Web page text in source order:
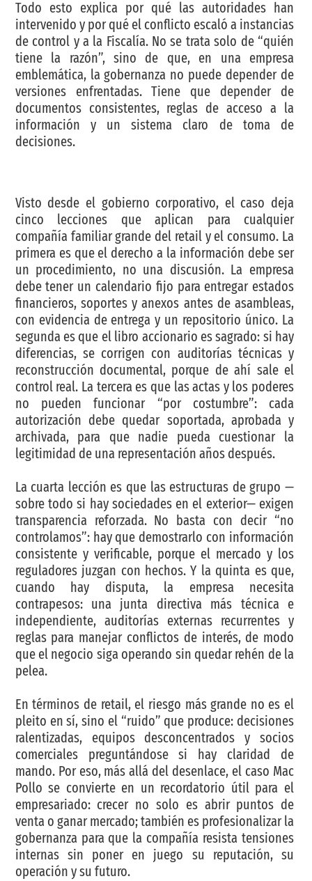
Todo esto explica por qué las autoridades han
intervenido y por qué el conflicto escaló a instancias
de control y a la Fiscalía. No se trata solo de “quién
tiene la razón”, sino de que, en una empresa
emblemática, la gobernanza no puede depender de
versiones enfrentadas. Tiene que depender de
documentos consistentes, reglas de acceso a la
información y un sistema claro de toma de
decisiones.
Visto desde el gobierno corporativo, el caso deja
cinco lecciones que aplican para cualquier
compañía familiar grande del retail y el consumo. La
primera es que el derecho a la información debe ser
un procedimiento, no una discusión. La empresa
debe tener un calendario fijo para entregar estados
financieros, soportes y anexos antes de asambleas,
con evidencia de entrega y un repositorio único. La
segunda es que el libro accionario es sagrado: si hay
diferencias, se corrigen con auditorías técnicas y
reconstrucción documental, porque de ahí sale el
control real. La tercera es que las actas y los poderes
no pueden funcionar “por costumbre”: cada
autorización debe quedar soportada, aprobada y
archivada, para que nadie pueda cuestionar la
legitimidad de una representación años después.
La cuarta lección es que las estructuras de grupo —
sobre todo si hay sociedades en el exterior— exigen
transparencia reforzada. No basta con decir “no
controlamos”: hay que demostrarlo con información
consistente y verificable, porque el mercado y los
reguladores juzgan con hechos. Y la quinta es que,
cuando hay disputa, la empresa necesita
contrapesos: una junta directiva más técnica e
independiente, auditorías externas recurrentes y
reglas para manejar conflictos de interés, de modo
que el negocio siga operando sin quedar rehén de la
pelea.
En términos de retail, el riesgo más grande no es el
pleito en sí, sino el “ruido” que produce: decisiones
ralentizadas, equipos desconcentrados y socios
comerciales preguntándose si hay claridad de
mando. Por eso, más allá del desenlace, el caso Mac
Pollo se convierte en un recordatorio útil para el
empresariado: crecer no solo es abrir puntos de
venta o ganar mercado; también es profesionalizar la
gobernanza para que la compañía resista tensiones
internas sin poner en juego su reputación, su
operación y su futuro.